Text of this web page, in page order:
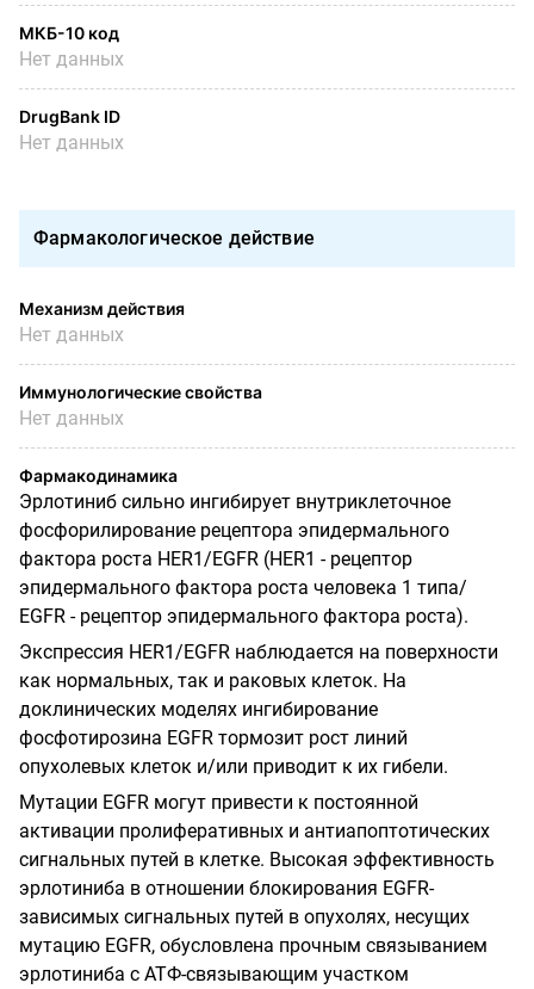
МКБ-10 код
Нет данных
DrugBank ID
Нет данных
Фармакологическое действие
Механизм действия
Нет данных
Иммунологические свойства
Нет данных
Фармакодинамика
Эрлотиниб сильно ингибирует внутриклеточное
фосфорилирование рецептора эпидермального
фактора роста HER1/EGFR (HER1 - рецептор
эпидермального фактора роста человека 1 типа/
EGFR - рецептор эпидермального фактора роста).
Экспрессия HER1/EGFR наблюдается на поверхности
как нормальных, так и раковых клеток. На
доклинических моделях ингибирование
фосфотирозина EGFR тормозит рост линий
опухолевых клеток и/или приводит к их гибели.
Мутации EGFR могут привести к постоянной
активации пролиферативных и антиапоптотических
сигнальных путей в клетке. Высокая эффективность
эрлотиниба в отношении блокирования EGFR-
зависимых сигнальных путей в опухолях, несущих
мутацию EGFR, обусловлена прочным связыванием
эрлотиниба с АТФ-связывающим участком